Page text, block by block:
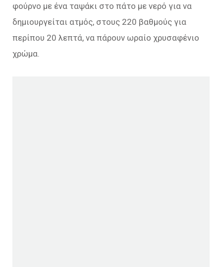
φούρνο με ένα ταψάκι στο πάτο με νερό για να
δημιουργείται ατμός, στους 220 βαθμούς για
περίπου 20 λεπτά, να πάρουν ωραίο χρυσαφένιο
χρώμα.